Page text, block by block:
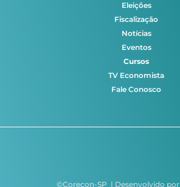
Eleições
Fiscalização
Notícias
Eventos
Cursos
TV Economista
Fale Conosco
©Corecon-SP | Desenvolvido por